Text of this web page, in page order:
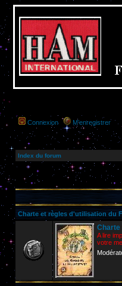
Connexion M’enregistrer
Index du forum
Charte et règles d'utilisation du
Charte
A lire
votre